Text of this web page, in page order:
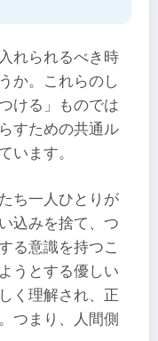
れられるべき時
か。これらのし
ける」ものでは
すための共通ル
います。
ち一人ひとりが
込みを捨て、つ
る意識を持つこ
うとする優しい
く理解され、正
つまり、人間側